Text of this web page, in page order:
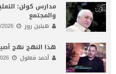
مدارس كولن:
والمجتمع
هيلين روز
هذا النهج نهج
أحمد قعلول